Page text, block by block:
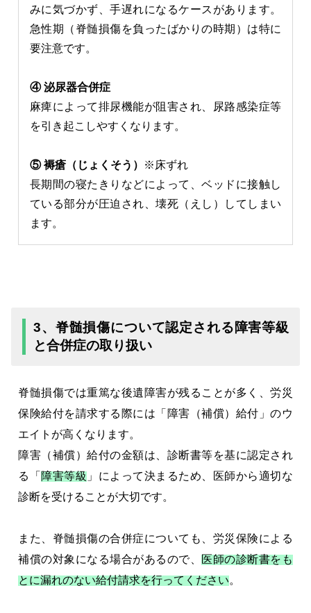
みに気づかず、手遅れになるケースがあります。
急性期（脊髄損傷を負ったばかりの時期）は特に
要注意です。
④ 泌尿器合併症
麻痺によって排尿機能が阻害され、尿路感染症等
を引き起こしやすくなります。
⑤ 褥瘡（じょくそう）
※床ずれ
長期間の寝たきりなどによって、ベッドに接触し
ている部分が圧迫され、壊死（えし）してしまい
ます。
3、脊髄損傷について認定される障害等級
と合併症の取り扱い
脊髄損傷では重篤な後遺障害が残ることが多く、労災
保険給付を請求する際には「障害（補償）給付」のウ
エイトが高くなります。
障害（補償）給付の金額は、診断書等を基に認定され
る「 障害等級 」によって決まるため、医師から適切な
診断を受けることが大切です。
また、脊髄損傷の合併症についても、労災保険による
補償の対象になる場合があるので、 医師の診断書をも
とに漏れのない給付請求を行ってください。